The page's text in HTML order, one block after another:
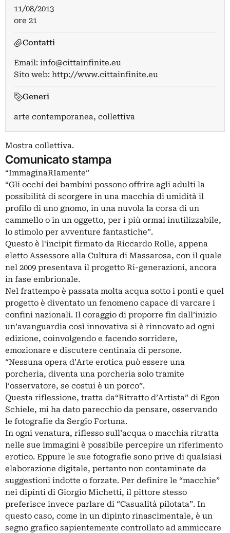
11/08/2013
ore 21
Contatti
Email: info@cittainfinite.eu
Sito web: http://www.cittainfinite.eu
Generi
arte contemporanea, collettiva
Mostra collettiva.
Comunicato stampa
“ImmaginaRIamente”
“Gli occhi dei bambini possono offrire agli adulti la
possibilità di scorgere in una macchia di umidità il
profilo di uno gnomo, in una nuvola la corsa di un
cammello o in un oggetto, per i più ormai inutilizzabile,
lo stimolo per avventure fantastiche”.
Questo è l'incipit firmato da Riccardo Rolle, appena
eletto Assessore alla Cultura di Massarosa, con il quale
nel 2009 presentava il progetto Ri-generazioni, ancora
in fase embrionale.
Nel frattempo è passata molta acqua sotto i ponti e quel
progetto è diventato un fenomeno capace di varcare i
confini nazionali. Il coraggio di proporre fin dall’inizio
un’avanguardia così innovativa si è rinnovato ad ogni
edizione, coinvolgendo e facendo sorridere,
emozionare e discutere centinaia di persone.
“Nessuna opera d’Arte erotica può essere una
porcheria, diventa una porcheria solo tramite
l’osservatore, se costui è un porco”.
Questa riflessione, tratta da“Ritratto d’Artista” di Egon
Schiele, mi ha dato parecchio da pensare, osservando
le fotografie da Sergio Fortuna.
In ogni venatura, riflesso sull’acqua o macchia ritratta
nelle sue immagini è possibile percepire un riferimento
erotico. Eppure le sue fotografie sono prive di qualsiasi
elaborazione digitale, pertanto non contaminate da
suggestioni indotte o forzate. Per definire le “macchie”
nei dipinti di Giorgio Michetti, il pittore stesso
preferisce invece parlare di “Casualità pilotata”. In
questo caso, come in un dipinto rinascimentale, è un
segno grafico sapientemente controllato ad ammiccare